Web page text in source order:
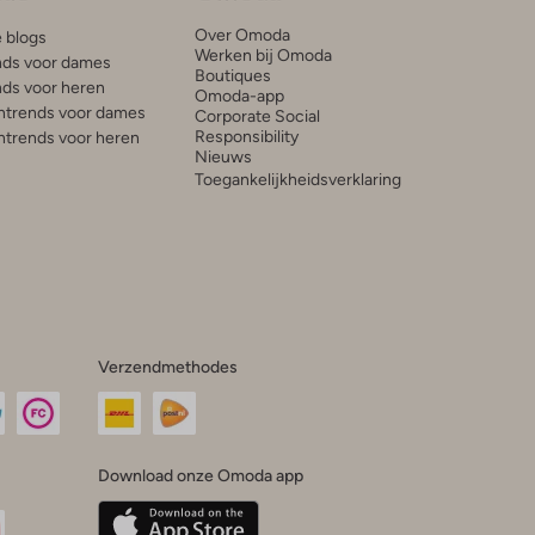
blogs
voor dames
voor heren
voor dames
voor heren
Over Omoda
Werken bij Omoda
Boutiques
Omoda-app
Corporate Social
Responsibility
Nieuws
Toegankelijkheidsverklaring
Verzendmethodes
Download onze Omoda app